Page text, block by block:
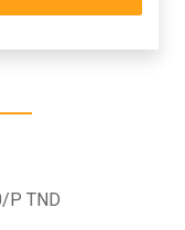
P TND